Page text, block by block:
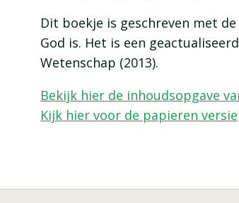
Dit boekje is geschreven met
God is. Het is een
Wetenschap (2013).
Bekijk hier de inhoudsopgave
Kijk hier voor de papieren versie